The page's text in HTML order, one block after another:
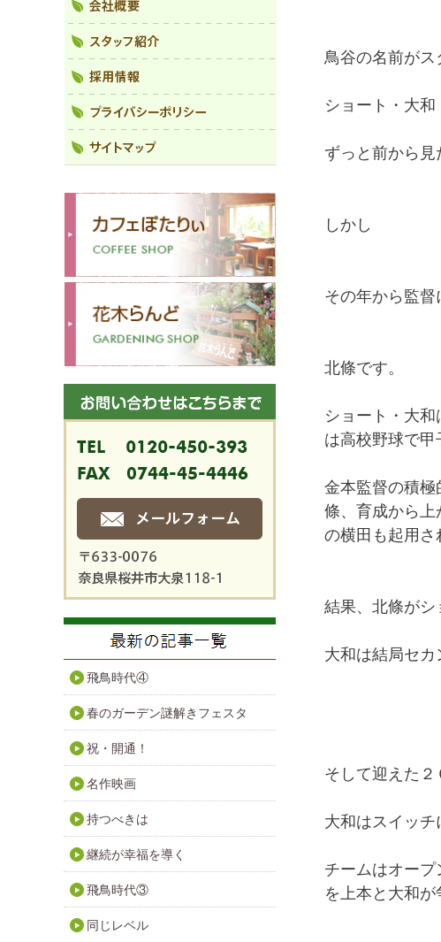
鳥谷の名前がス
ショート・大和
ずっと前から見
しかし
その年から監督
北條です。
ショート・大
は高校野球で甲
金本監督の積
條、育成から
の横田も起用さ
結果、北條がシ
大和は結局セカ
そして迎えた２
大和はスイッチ
チームはオー
を上本と大和が
飛鳥時代④
春のガーデン謎解きフェスタ
祝・開通！
名作映画
持つべきは
継続が幸福を導く
飛鳥時代③
同じレベル